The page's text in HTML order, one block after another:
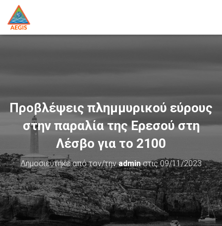
Προβλέψεις πλημμυρικού εύρους
στην παραλία της Ερεσού στη
Λέσβο για το 2100
Δημοσιεύτηκε από τον/τηνadminστις09/11/2023